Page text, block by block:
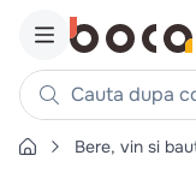
Cauta dupa cod,
Căutări populare
Bere, vin si